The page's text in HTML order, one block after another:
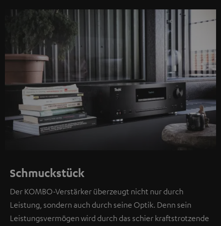
Schmuckstück
Der KOMBO-Verstärker überzeugt nicht nur durch
Leistung, sondern auch durch seine Optik. Denn sein
Leistungsvermögen wird durch das schier kraftstrotzende